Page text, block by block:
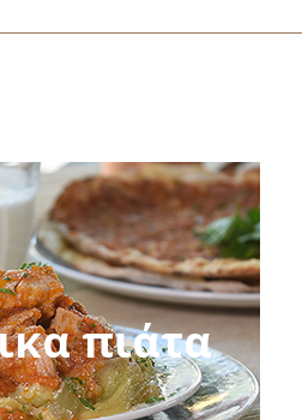
πιάτα